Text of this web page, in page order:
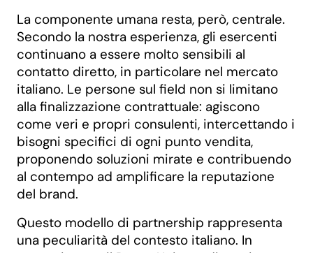
La componente umana resta, però, centrale.
Secondo la nostra esperienza, gli esercenti
continuano a essere molto sensibili al
contatto diretto, in particolare nel mercato
italiano. Le persone sul field non si limitano
alla finalizzazione contrattuale: agiscono
come veri e propri consulenti, intercettando i
bisogni specifici di ogni punto vendita,
proponendo soluzioni mirate e contribuendo
al contempo ad amplificare la reputazione
del brand.
Questo modello di partnership rappresenta
una peculiarità del contesto italiano. In